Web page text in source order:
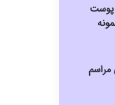
پوست
مراسم